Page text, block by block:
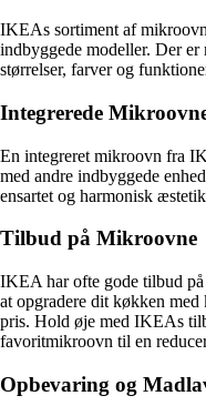
IKEAs sortiment af
indbyggede modeller. Der
størrelser, farver og
Integrerede
En integreret mikroovn fra
med andre indbyggede
ensartet og harmonisk
Tilbud på Mikroovne
IKEA har ofte gode tilbud
at opgradere dit køkken
pris. Hold øje med IKEAs
favoritmikroovn til en
Opbevaring og